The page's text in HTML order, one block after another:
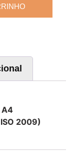
A4
2009)